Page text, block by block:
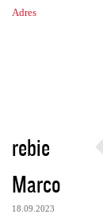
Adres
rebie
Marco
18.09.2023